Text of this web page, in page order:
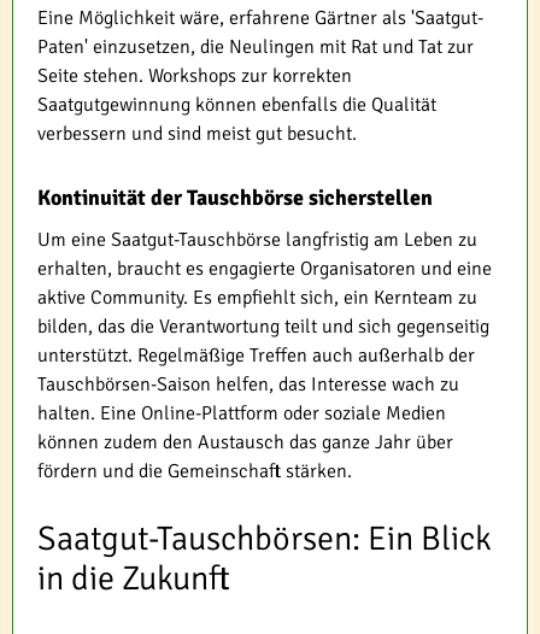
Eine Möglichkeit wäre, erfahrene Gärtner als 'Saatgut-
Paten' einzusetzen, die Neulingen mit Rat und Tat zur
Seite stehen. Workshops zur korrekten
Saatgutgewinnung können ebenfalls die Qualität
verbessern und sind meist gut besucht.
Kontinuität der Tauschbörse sicherstellen
Um eine Saatgut-Tauschbörse langfristig am Leben zu
erhalten, braucht es engagierte Organisatoren und eine
aktive Community. Es empfiehlt sich, ein Kernteam zu
bilden, das die Verantwortung teilt und sich gegenseitig
unterstützt. Regelmäßige Treffen auch außerhalb der
Tauschbörsen-Saison helfen, das Interesse wach zu
halten. Eine Online-Plattform oder soziale Medien
können zudem den Austausch das ganze Jahr über
fördern und die Gemeinschaft stärken.
Saatgut-Tauschbörsen: Ein Blick
in die Zukunft